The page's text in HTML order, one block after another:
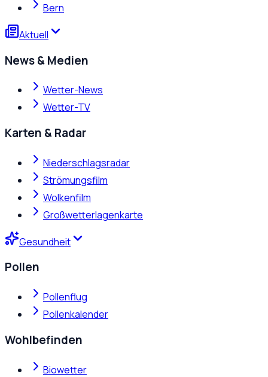
Bern
Aktuell
News & Medien
Wetter-News
Wetter-TV
Karten & Radar
Niederschlagsradar
Strömungsfilm
Wolkenfilm
Großwetterlagenkarte
Gesundheit
Pollen
Pollenflug
Pollenkalender
Wohlbefinden
Biowetter